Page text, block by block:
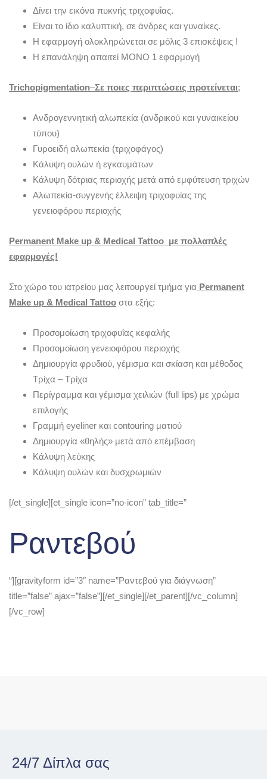
Δίνει την εικόνα πυκνής τριχοφυΐας.
Είναι το ίδιο καλυπτική, σε άνδρες και γυναίκες.
Η εφαρμογή ολοκληρώνεται σε μόλις 3 επισκέψεις !
Η επανάληψη απαιτεί ΜΟΝΟ 1 εφαρμογή
Trichopigmentation–Σε ποιες περιπτώσεις προτείνεται;
Ανδρογεννητική αλωπεκία (ανδρικού και γυναικείου
τύπου)
Γυροειδή αλωπεκία (τριχοφάγος)
Κάλυψη ουλών ή εγκαυμάτων
Κάλυψη δότριας περιοχής μετά από εμφύτευση τριχών
Αλωπεκία-συγγενής έλλειψη τριχοφυίας της
γενειοφόρου περιοχής
Permanent Make up & Medical Tattoo με πολλαπλές
εφαρμογές!
Στο χώρο του ιατρείου μας λειτουργεί τμήμα για Permanent
Make up & Medical Tattoo στα εξής:
Προσομοίωση τριχοφυΐας κεφαλής
Προσομοίωση γενειοφόρου περιοχής
Δημιουργία φρυδιού, γέμισμα και σκίαση και μέθοδος
Τρίχα – Τρίχα
Περίγραμμα και γέμισμα χειλιών (full lips) με χρώμα
επιλογής
Γραμμή eyeliner και contouring ματιού
Δημιουργία «θηλής» μετά από επέμβαση
Κάλυψη λεύκης
Κάλυψη ουλών και δυσχρωμιών
[/et_single][et_single icon=”no-icon” tab_title=”
Ραντεβού
“][gravityform id=”3″ name=”Ραντεβού για διάγνωση”
title=”false” ajax=”false”][/et_single][/et_parent][/vc_column]
[/vc_row]
24/7 Δίπλα σας